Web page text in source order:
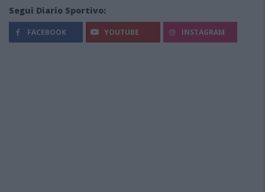
Segui Diario Sportivo:
FACEBOOK YOUTUBE INSTAGRAM